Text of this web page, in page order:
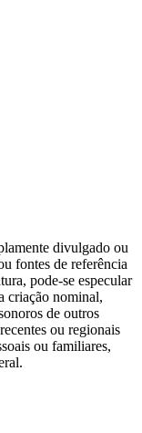
divulgado ou
fontes de referência
pode-se especular
criação nominal,
de outros
ou regionais
ou familiares,